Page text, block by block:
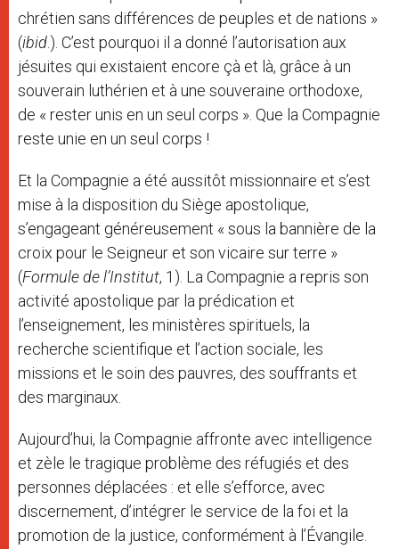
chrétien sans différences de peuples et de nations »
(ibid.). C’est pourquoi il a donné l’autorisation aux
jésuites qui existaient encore çà et là, grâce à un
souverain luthérien et à une souveraine orthodoxe,
de « rester unis en un seul corps ». Que la Compagnie
reste unie en un seul corps !
Et la Compagnie a été aussitôt missionnaire et s’est
mise à la disposition du Siège apostolique,
s’engageant généreusement « sous la bannière de la
croix pour le Seigneur et son vicaire sur terre »
(Formule de l’Institut, 1). La Compagnie a repris son
activité apostolique par la prédication et
l’enseignement, les ministères spirituels, la
recherche scientifique et l’action sociale, les
missions et le soin des pauvres, des souffrants et
des marginaux.
Aujourd’hui, la Compagnie affronte avec intelligence
et zèle le tragique problème des réfugiés et des
personnes déplacées : et elle s’efforce, avec
discernement, d’intégrer le service de la foi et la
promotion de la justice, conformément à l’Évangile.